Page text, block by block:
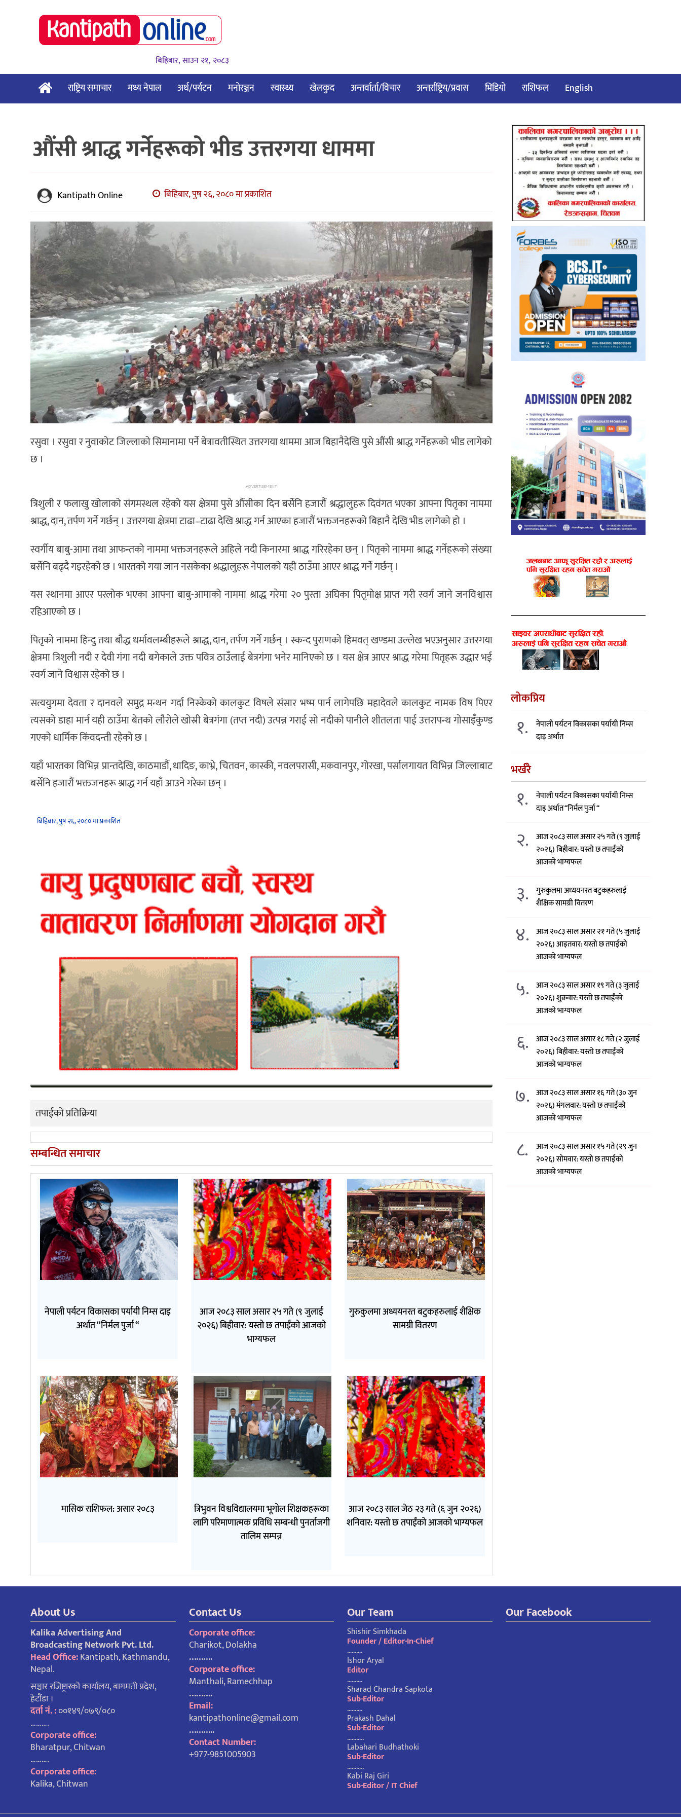
बिहिबार, साउन २१, २०८३
राष्ट्रिय समाचार मध्य नेपाल अर्थ/पर्यटन मनोरञ्जन स्वास्थ्य खेलकुद अन्तर्वार्ता/विचार अन्तर्राष्ट्रिय/प्रवास भिडियो राशिफल English
औंसी श्राद्ध गर्नेहरूको भीड उत्तरगया धाममा
Kantipath Online बिहिबार, पुष २६, २०८० मा प्रकाशित
रसुवा । रसुवा र नुवाकोट जिल्लाको सिमानामा पर्ने बेत्रावतीस्थित उत्तरगया धाममा आज बिहानैदेखि पुसे औंसी श्राद्ध गर्नेहरूको भीड लागेको
छ ।
ADVERTISEMENT
त्रिशुली र फलाखु खोलाको संगमस्थल रहेको यस क्षेत्रमा पुसे औंसीका दिन बर्सेनि हजारौं श्रद्धालुहरू दिवंगत भएका आफ्ना पितृका नाममा
श्राद्ध, दान, तर्पण गर्ने गर्छन् । उत्तरगया क्षेत्रमा टाढा–टाढा देखि श्राद्ध गर्न आएका हजारौं भक्तजनहरूको बिहानै देखि भीड लागेको हो ।
स्वर्गीय बाबु-आमा तथा आफन्तको नाममा भक्तजनहरूले अहिले नदी किनारमा श्राद्ध गरिरहेका छन् । पितृको नाममा श्राद्ध गर्नेहरूको संख्या
बर्सेनि बढ्दै गइरहेको छ । भारतको गया जान नसकेका श्रद्धालुहरू नेपालको यही ठाउँमा आएर श्राद्ध गर्ने गर्छन् ।
यस स्थानमा आएर परलोक भएका आफ्ना बाबु-आमाको नाममा श्राद्ध गरेमा २० पुस्ता अघिका पितृमोक्ष प्राप्त गरी स्वर्ग जाने जनविश्वास
रहिआएको छ ।
पितृको नाममा हिन्दु तथा बौद्ध धर्मावलम्बीहरूले श्राद्ध, दान, तर्पण गर्ने गर्छन् । स्कन्द पुराणको हिमवत् खण्डमा उल्लेख भएअनुसार उत्तरगया
क्षेत्रमा त्रिशुली नदी र देवी गंगा नदी बगेकाले उक्त पवित्र ठाउँलाई बेत्रगंगा भनेर मानिएको छ । यस क्षेत्र आएर श्राद्ध गरेमा पितृहरू उद्धार भई
स्वर्ग जाने विश्वास रहेको छ ।
सत्ययुगमा देवता र दानवले समुद्र मन्थन गर्दा निस्केको कालकुट विषले संसार भष्म पार्न लागेपछि महादेवले कालकुट नामक विष पिएर
त्यसको डाहा मार्न यही ठाउँमा बेतको लौरोले खोस्री बेत्रगंगा (तप्त नदी) उत्पन्न गराई सो नदीको पानीले शीतलता पाई उत्तरापन्थ गोसाइँकुण्ड
गएको धार्मिक किंवदन्ती रहेको छ ।
यहाँ भारतका विभिन्न प्रान्तदेखि, काठमाडौं, धादिङ, काभ्रे, चितवन, कास्की, नवलपरासी, मकवानपुर, गोरखा, पर्सालगायत विभिन्न जिल्लाबाट
बर्सेनि हजारौं भक्तजनहरू श्राद्ध गर्न यहाँ आउने गरेका छन् ।
बिहिबार, पुष २६, २०८० मा प्रकाशित
तपाईको प्रतिक्रिया
सम्बन्धित समाचार
नेपाली पर्यटन विकासका पर्यायी निम्स दाइ
अर्थात “निर्मल पुर्जा “
आज २०८३ साल असार २५ गते (९ जुलाई
२०२६) बिहीवार: यस्तो छ तपाईंको आजको
भाग्यफल
गुरुकुलमा अध्ययनरत बटुकहरुलाई शैक्षिक
सामग्री वितरण
मासिक राशिफल: असार २०८३
त्रिभुवन विश्वविद्यालयमा भूगोल शिक्षकहरूका
लागि परिमाणात्मक प्रविधि सम्बन्धी पुनर्ताजगी
तालिम सम्पन्न
आज २०८३ साल जेठ २३ गते (६ जुन २०२६)
शनिवार: यस्तो छ तपाईंको आजको भाग्यफल
लोकप्रिय
१.
नेपाली पर्यटन विकासका पर्यायी निम्स
दाइ अर्थात
भर्खरै
१.
नेपाली पर्यटन विकासका पर्यायी निम्स
दाइ अर्थात “निर्मल पुर्जा “
२.
आज २०८३ साल असार २५ गते (९ जुलाई
२०२६) बिहीवार: यस्तो छ तपाईंको
आजको भाग्यफल
३.
गुरुकुलमा अध्ययनरत बटुकहरुलाई
शैक्षिक सामग्री वितरण
४.
आज २०८३ साल असार २१ गते (५ जुलाई
२०२६) आइतवार: यस्तो छ तपाईंको
आजको भाग्यफल
५.
आज २०८३ साल असार १९ गते (३ जुलाई
२०२६) शुक्रवार: यस्तो छ तपाईंको
आजको भाग्यफल
६.
आज २०८३ साल असार १८ गते (२ जुलाई
२०२६) बिहीवार: यस्तो छ तपाईंको
आजको भाग्यफल
७. आज २०८३ साल असार १६ गते (३० जुन
२०२६) मंगलवार: यस्तो छ तपाईंको
आजको भाग्यफल
८.
आज २०८३ साल असार १५ गते (२९ जुन
२०२६) साेमवार: यस्तो छ तपाईंको
आजको भाग्यफल
About Us
Kalika Advertising And
Broadcasting Network Pvt. Ltd.
Head Office:Kantipath, Kathmandu,
Nepal.
सञ्चार रजिष्ट्रारको कार्यालय, बागमती प्रदेश,
हेटौंडा ।
दर्ता नं. :००१४९/०७९/०८०
……….
Corporate office:
Bharatpur, Chitwan
……….
Corporate office:
Kalika, Chitwan
Contact Us
Corporate office:
Charikot, Dolakha
……….
Corporate office:
Manthali, Ramechhap
……….
Email:
kantipathonline@gmail.com
………..
Contact Number:
+977-9851005903
Our Team
Shishir Simkhada
Founder / Editor-In-Chief
……….
Ishor Aryal
Editor
……….
Sharad Chandra Sapkota
Sub-Editor
……….
Prakash Dahal
Sub-Editor
………..
Labahari Budhathoki
Sub-Editor
………..
Kabi Raj Giri
Sub-Editor / IT Chief
Our Facebook